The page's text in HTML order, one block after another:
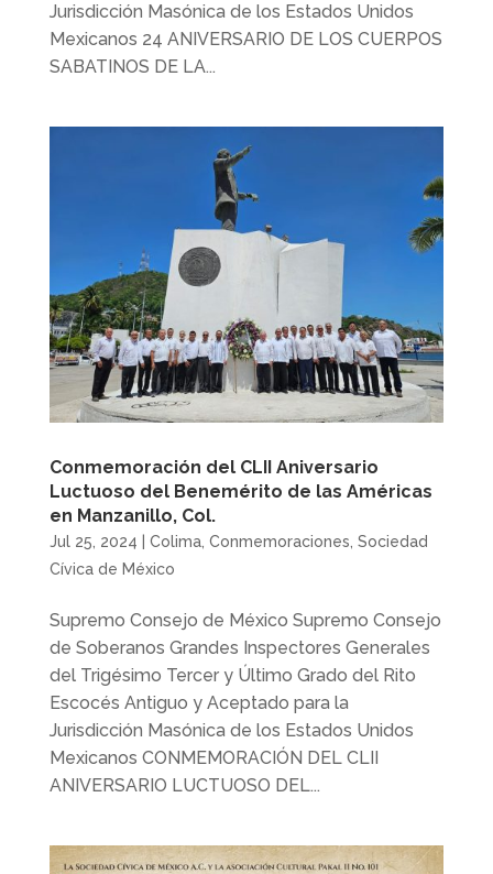
Jurisdicción Masónica de los Estados Unidos
Mexicanos 24 ANIVERSARIO DE LOS CUERPOS
SABATINOS DE LA...
Conmemoración del CLII Aniversario
Luctuoso del Benemérito de las Américas
en Manzanillo, Col.
Jul 25, 2024 Colima, Conmemoraciones Sociedad
Cívica de México
Supremo Consejo de México Supremo Consejo
de Soberanos Grandes Inspectores Generales
del Trigésimo Tercer y Último Grado del Rito
Escocés Antiguo y Aceptado para la
Jurisdicción Masónica de los Estados Unidos
Mexicanos CONMEMORACIÓN DEL CLII
ANIVERSARIO LUCTUOSO DEL...